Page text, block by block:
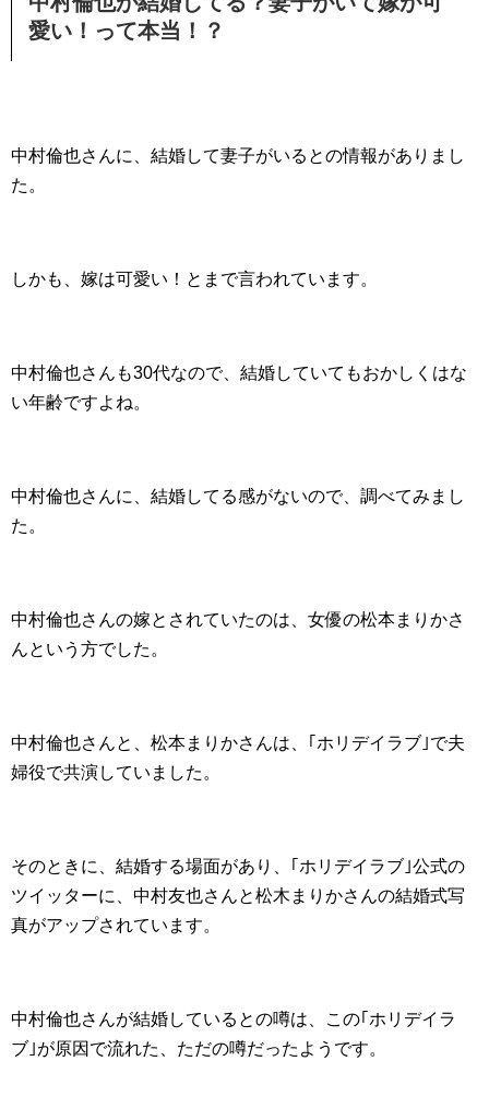
愛い！って本当！？
中村倫也さんに、結婚して妻子がいるとの情報がありまし
た。
しかも、嫁は可愛い！とまで言われています。
中村倫也さんも30代なので、結婚していてもおかしくはな
い年齢ですよね。
中村倫也さんに、結婚してる感がないので、調べてみまし
た。
中村倫也さんの嫁とされていたのは、女優の松本まりかさ
んという方でした。
中村倫也さんと、松本まりかさんは、｢ホリデイラブ｣で夫
婦役で共演していました。
そのときに、結婚する場面があり、｢ホリデイラブ｣公式の
ツイッターに、中村友也さんと松木まりかさんの結婚式写
真がアップされています。
中村倫也さんが結婚しているとの噂は、この｢ホリデイラ
ブ｣が原因で流れた、ただの噂だったようです。